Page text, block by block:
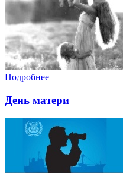
Подробнее
День матери